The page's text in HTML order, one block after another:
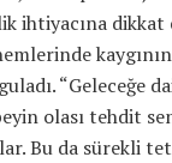
ihtiyacına dikkat
“Geleceğe
olası tehdit
Bu da sürekli